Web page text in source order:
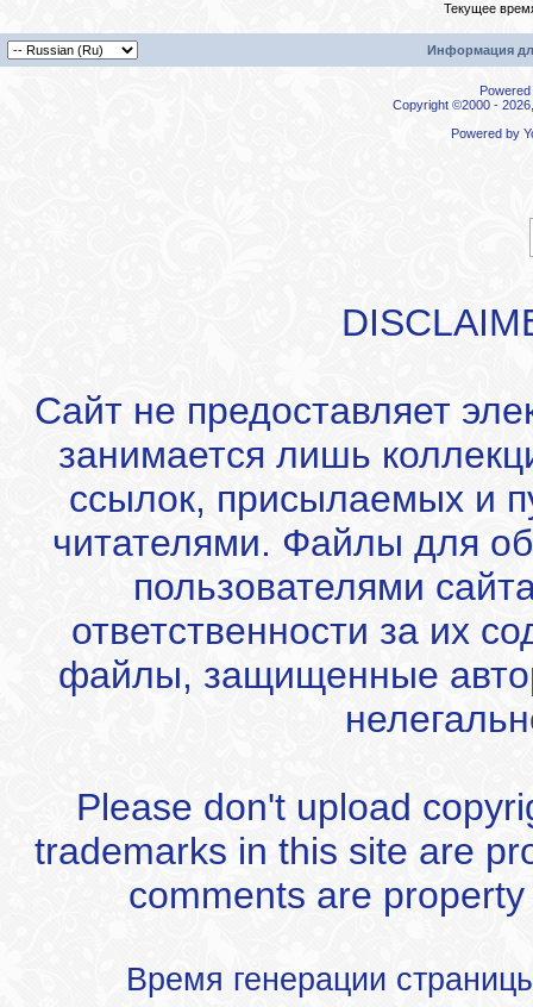
Текущее
Информация
Copyright ©2000 -
Powered by
Сайт не предоставляет
занимается лишь
ссылок, присылаемых и
читателями. Файлы для
пользователями
ответственности за их
файлы, защищенные
Please don't upload
trademarks in this site are
comments are
Время генерации